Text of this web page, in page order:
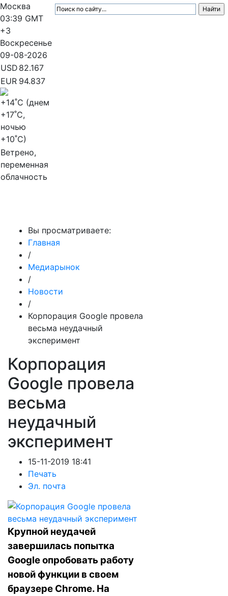
Москва
03:39 GMT
+3
Воскресенье
09-08-2026
USD 82.167
EUR 94.837
+14˚C (днем
+17˚C,
ночью
+10˚C)
Ветрено,
переменная
облачность
Вы просматриваете:
Главная
/
Медиарынок
/
Новости
/
Корпорация Google провела
весьма неудачный
эксперимент
Корпорация
Google провела
весьма
неудачный
эксперимент
15-11-2019 18:41
Печать
Эл. почта
Крупной неудачей
завершилась попытка
Google опробовать работу
новой функции в своем
браузере Chrome. На